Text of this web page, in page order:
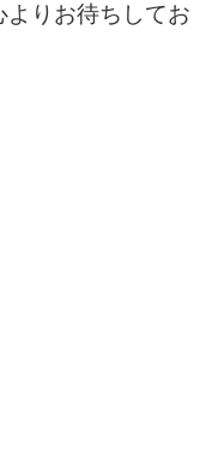
よりお待ちしてお